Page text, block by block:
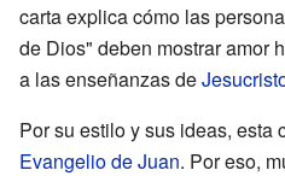
carta explica cómo las
de Dios" deben mostrar amor
a las enseñanzas de
Por su estilo y sus ideas, esta
Evangelio de Juan. Por eso,